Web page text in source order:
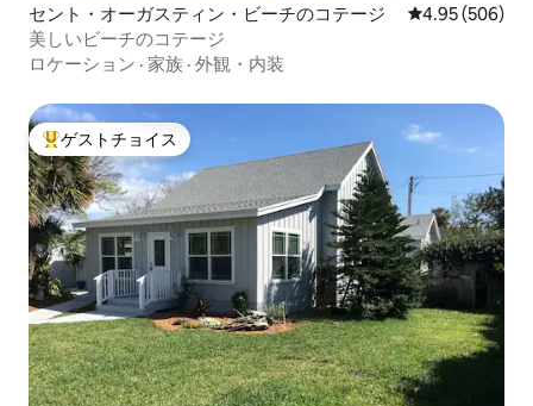
セント・オーガスティン・ビーチのコテージ レビュー506
4.95 (506)
美しいビーチのコテージ
ロケーション · 家族 · 外観・内装
大好評のゲストチョイスです。
ゲストチョイス